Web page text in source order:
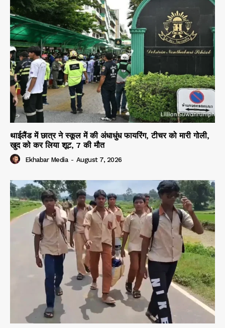
थाईलैंड में छात्र ने स्कूल में की अंधाधुंध फायरिंग, टीचर को मारी गोली,
खुद को कर लिया शूट, 7 की मौत
Ekhabar Media - August 7, 2026